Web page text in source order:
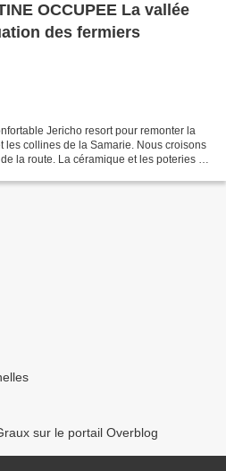
OCCUPEE La vallée
des fermiers
Jericho resort pour remonter la
les collines de la Samarie. Nous croisons
la route. La céramique et les poteries de
sur le portail Overblog